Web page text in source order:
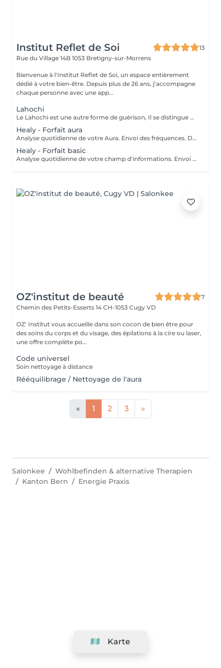
Institut Reflet de Soi
13
Rue du Village 14B 1053 Bretigny-sur-Morrens
Bienvenue à l'Institut Reflet de Soi, un espace entièrement
dédié à votre bien-être. Depuis plus de 26 ans, j'accompagne
chaque personne avec une app...
Lahochi
Le Lahochi est une autre forme de guérison, Il se distingue par son approche holistique, en travaillant sur différents plans de l'être : physique, émotionnel, mental et spirituel. Le Lahochi utilise également l'énergie universelle pour faciliter le processus de guérison. Cette approche s'inscrit dans le cadre des thérapies énergétiques, qui reconnaissent l'importance des énergies vitales dans notre bien-être global. Le principe fondamental du soin énergétique Lahochi repose sur l'idée que notre corps est traversé par des flux d'énergie. Ces flux peuvent être perturbés ou bloqués par divers facteurs, comme le stress, les émotions négatives ou les déséquilibres physiques. En agissant sur ces énergies, le soin Lahochi vise à débloquer ces canaux, permettant ainsi à l'énergie de circuler librement. Durant une séance, le praticien utilise des techniques spécifiques, telles que le toucher léger, pour harmoniser le corps énergétique du client. Cela peut inclure des impositions des mains sur le corps qui favorisent une relaxation profonde, des visualisations, ou encore des éléments de méditation. Les bienfaits du soin énergétique Lahochi sont multiples : 1. Réduction du stress et de l'anxiété: Ce soin aide à libérer les tensions accumulées, favorisant ainsi un état de calme et de sérénité. 2. Revitalisation de l'énergie: En rétablissant le flux énergétique, le soin peut accroître la vitalité et l'énergie, permettant de mieux affronter les défis quotidiens. 3. Harmonisation émotionnelle : Il contribue à rééquilibrer les émotions, offrant un espace de guérison intérieure et de prise de conscience. 4. Amélioration du bien-être physique : En agissant sur les énergies, le soin peut aider à soulager certaines douleurs et à accroître le bien-être général. 5. Développement personnel: Le soin énergétique Lahochi peut conduire à une meilleure connexion avec soi-même, favorisant la croissance personnelle et spirituelle. En somme, le soin énergétique Lahochi est une approche douce et respectueuse qui invite chacun à retrouver un équilibre intérieur, en harmonisant corps et esprit. Que vous souhaitiez une profonde relaxation, une revitalisation énergétique ou un soutien dans un parcours de développement personnel, cette méthode offre une belle opportunité de prendre soin de soi et d'explorer sa propre énergie.
Healy - Forfait aura
Analyse quotidienne de votre Aura. Envoi des fréquences. Durée 1 semaine Veuillez me contacter par téléphone.
Healy - Forfait basic
Analyse quotidienne de votre champ d'informations. Envoi des fréquences des besoins principaux. Durée 1 semaine Veuillez me contacter par téléphone.
OZ'institut de beauté
7
Chemin des Petits-Esserts 14 CH-1053 Cugy VD
OZ' Institut vous accueille dans son cocon de bien être pour
des soins du corps et du visage, des épilations à la cire ou laser,
une offre complète po...
Code universel
Soin nettoyage à distance
Rééquilibrage / Nettoyage de l'aura
« 1 2 3 »
Karte
Salonkee
Wohlbefinden & alternative Therapien
Kanton Bern
Energie Praxis